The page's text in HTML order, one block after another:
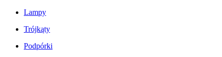
Lampy
Trójkąty
Podpórki